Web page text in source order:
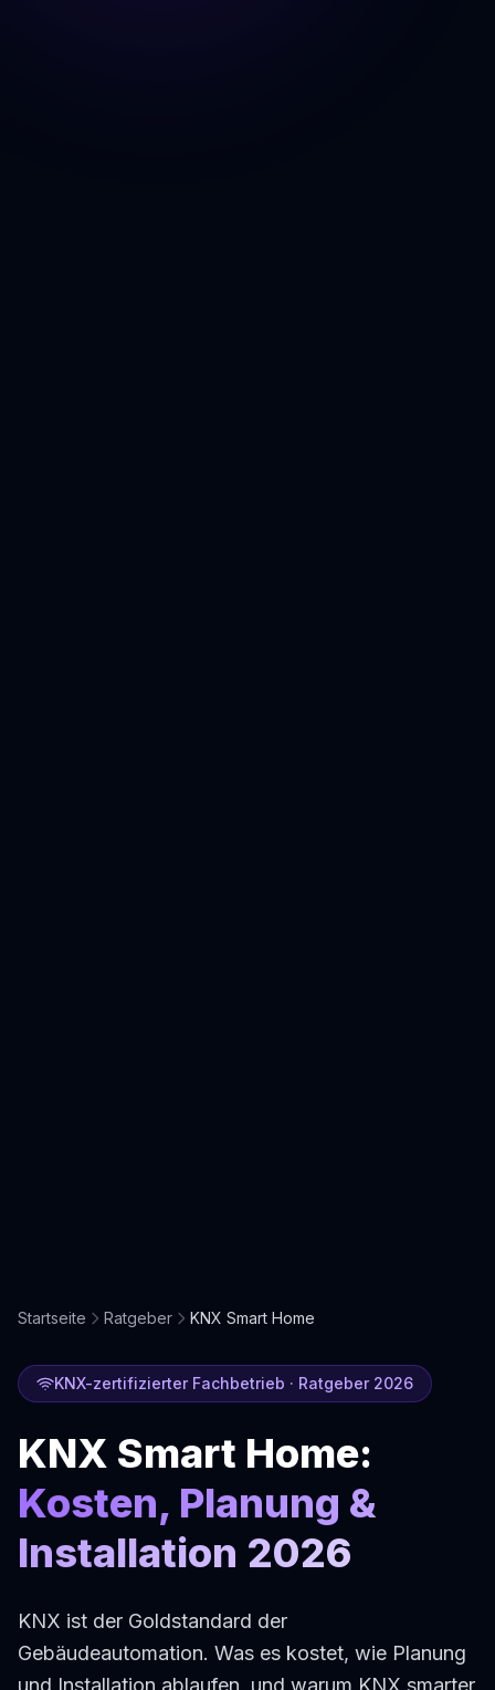
Startseite Ratgeber KNX Smart Home
KNX-zertifizierter Fachbetrieb · Ratgeber 2026
KNX Smart Home:
Kosten, Planung &
Installation 2026
KNX ist der Goldstandard der
Gebäudeautomation. Was es kostet, wie Planung